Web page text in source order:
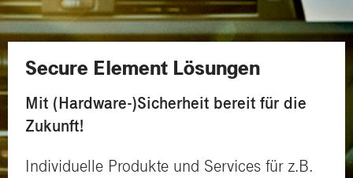
Secure Element Lösungen
Mit (Hardware-)Sicherheit bereit für die
Zukunft!
Individuelle Produkte und Services für z.B.